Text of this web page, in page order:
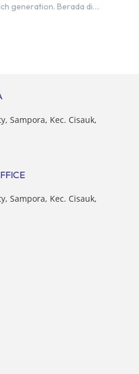
generation. Berada di
Sampora, Kec. Cisauk,
Sampora, Kec. Cisauk,